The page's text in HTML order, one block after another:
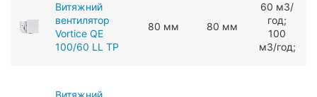
Витяжний
вентилятор
Vortice QE
100/60 LL TP
80 мм 80 мм
60 мЗ/
год;
100
мЗ/год;